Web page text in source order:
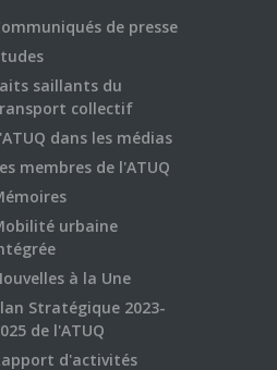
de presse
saillants du
collectif
dans les médias
membres de l'ATUQ
urbaine
à la Une
Stratégique 2023-
de l'ATUQ
d'activités